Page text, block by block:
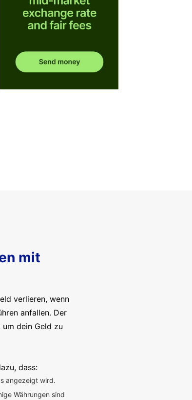
mit
verlieren, wenn
anfallen. Der
dein Geld zu
dass:
angezeigt wird.
Währungen sind